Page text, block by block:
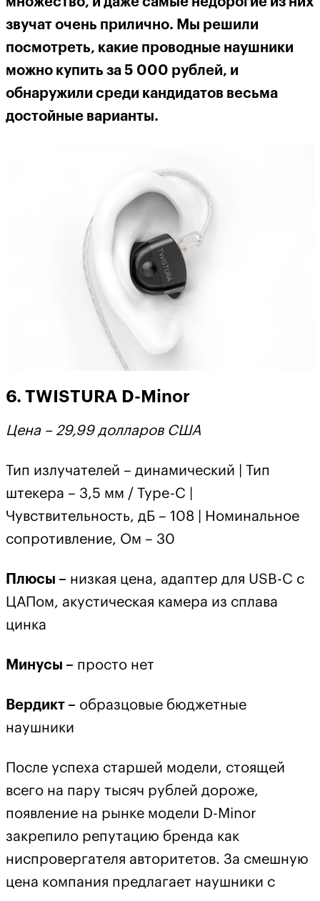
звучат очень прилично. Мы решили
посмотреть, какие проводные наушники
можно купить за 5 000 рублей, и
обнаружили среди кандидатов весьма
достойные варианты.
6. TWISTURA D-Minor
Цена – 29,99 долларов США
Тип излучателей – динамический | Тип
штекера – 3,5 мм / Type-C |
Чувствительность, дБ – 108 | Номинальное
сопротивление, Ом – 30
Плюсы – низкая цена, адаптер для USB-C с
ЦАПом, акустическая камера из сплава
цинка
Минусы – просто нет
Вердикт – образцовые бюджетные
наушники
После успеха старшей модели, стоящей
всего на пару тысяч рублей дороже,
появление на рынке модели D-Minor
закрепило репутацию бренда как
ниспровергателя авторитетов. За смешную
цена компания предлагает наушники с